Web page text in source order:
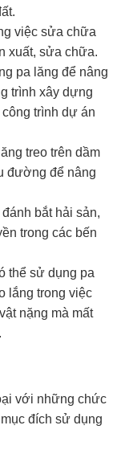
việc sửa chữa
xuất, sửa chữa.
pa lăng để nâng
trình xây dựng
trình dự án
treo trên dầm
đường để nâng
bắt hải sản,
trong các bến
thể sử dụng pa
lắng trong việc
nặng mà mất
với những chức
đích sử dụng